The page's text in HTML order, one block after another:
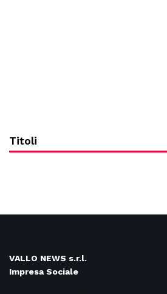
Titoli
VALLO NEWS s.r.l.
Impresa Sociale